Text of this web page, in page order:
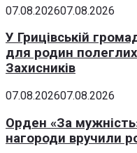
07.08.202607.08.2026
У Грицівській
для родин полеглих
Захисників
07.08.202607.08.2026
Орден «За
нагороди вручили